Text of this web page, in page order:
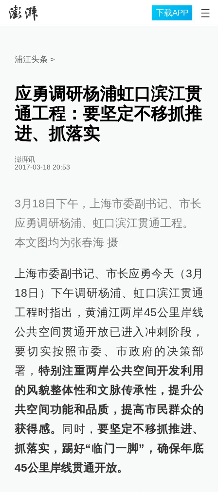
下载APP
浦江头条 >
应勇调研杨浦虹口滨江贯
通工程：要坚定不移抓推
进、抓落实
澎湃讯
2017-03-18 20:53
3月18日下午，上海市委副书记、市长
应勇调研杨浦、虹口滨江贯通工程。
本文图均为张春海 摄
上海市委副书记、市长应勇今天（3月
18日）下午调研杨浦、虹口滨江贯通
工程时指出，黄浦江两岸45公里岸线
公共空间贯通开放已进入冲刺阶段，
要切实按照市委、市政府的决策部
署， 特别注重两岸公共空间开发利用
的风貌整体性和文脉传承性，提升公
共空间功能和品质，提高市民群众的
获得感。
同时，要坚定不移抓推进、
抓落实，踢好“临门一脚”，确保年底
45公里岸线贯通开放。